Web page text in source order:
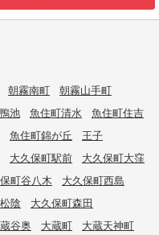
朝霧南町
朝霧山手町
池 魚住町清水
魚住町住吉
魚住町錦が丘
王子
大久保町駅前
大久保町大窪
町谷八木
大久保町西島
陰
大久保町森田
谷奥 大蔵町
大蔵天神町